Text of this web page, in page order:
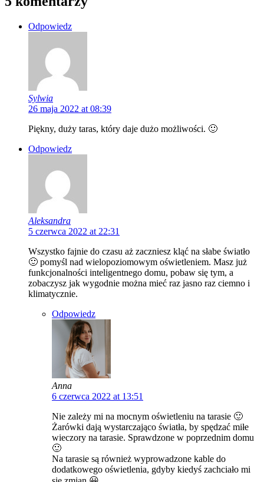
Odpowiedz
Sylwia
26 maja 2022 at 08:39
Piękny, duży taras, który daje dużo możliwości. 🙂
Odpowiedz
Aleksandra
5 czerwca 2022 at 22:31
Wszystko fajnie do czasu aż zaczniesz kląć na słabe światło
🙂 pomyśl nad wielopoziomowym oświetleniem. Masz już
funkcjonalności inteligentnego domu, pobaw się tym, a
zobaczysz jak wygodnie można mieć raz jasno raz ciemno i
klimatycznie.
Odpowiedz
Anna
6 czerwca 2022 at 13:51
Nie zależy mi na mocnym oświetleniu na tarasie 🙂
Żarówki dają wystarczająco światła, by spędzać miłe
wieczory na tarasie. Sprawdzone w poprzednim domu
🙂
Na tarasie są również wyprowadzone kable do
dodatkowego oświetlenia, gdyby kiedyś zachciało mi